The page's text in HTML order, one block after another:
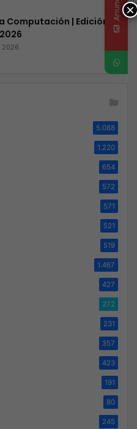
Computación | Edición
2026
5.088
1.220
654
572
571
521
519
1.467
427
272
231
357
423
191
80
245
×